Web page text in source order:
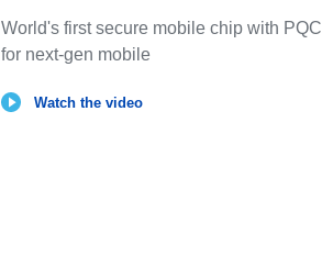
World's first secure mobile chip with PQC
for next-gen mobile
Watch the video